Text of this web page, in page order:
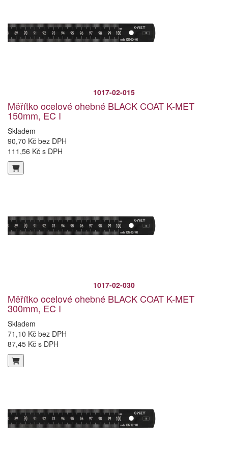
1017-02-015
Měřítko ocelové ohebné BLACK COAT K-MET
150mm, EC I
Skladem
90,70 Kč bez DPH
111,56 Kč s DPH
1017-02-030
Měřítko ocelové ohebné BLACK COAT K-MET
300mm, EC I
Skladem
71,10 Kč bez DPH
87,45 Kč s DPH